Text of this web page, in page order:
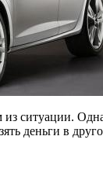
ситуации.
деньги в